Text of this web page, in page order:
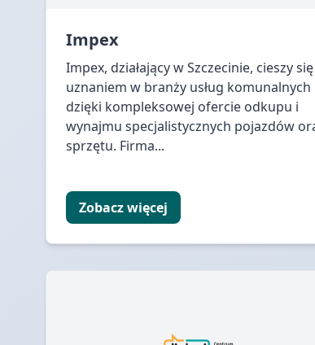
Impex
Impex, działający w Szczecinie, cieszy się
uznaniem w branży usług komunalnych
dzięki kompleksowej ofercie odkupu i
wynajmu specjalistycznych pojazdów
sprzętu. Firma...
Zobacz więcej